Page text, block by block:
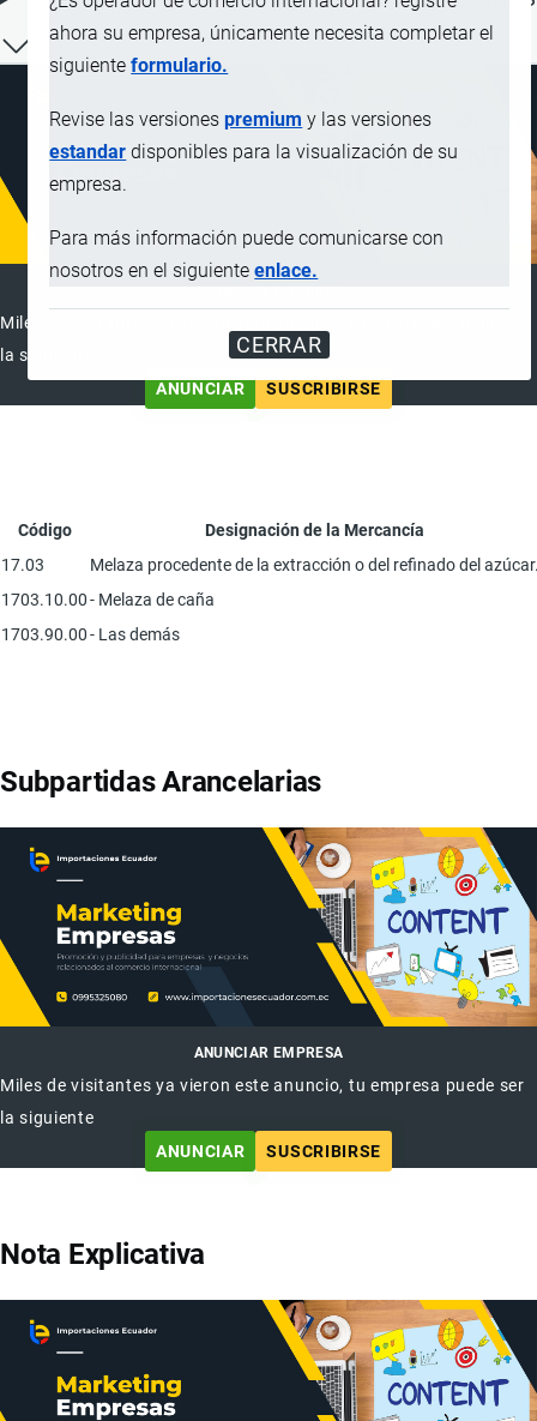
ahora su empresa, únicamente necesita completar el
siguienteformulario.
Revise las versionespremium y las versiones
estandar disponibles para la visualización de su
empresa.
Para más información puede comunicarse con
nosotros en el siguienteenlace.
CERRAR
Miles de visitantes ya vieron este anuncio, tu empresa puede ser
la siguiente
ANUNCIAR
SUSCRIBIRSE
Código
Designación de la Mercancía
17.03
Melaza procedente de la extracción o del refinado del
1703.10.00- Melaza de caña
1703.90.00- Las demás
Subpartidas Arancelarias
ANUNCIAR EMPRESA
Miles de visitantes ya vieron este anuncio, tu empresa puede ser
la siguiente
ANUNCIAR
SUSCRIBIRSE
Nota Explicativa